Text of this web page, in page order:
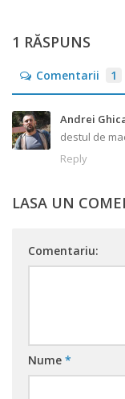
1 RĂSPUNS
Comentarii 1
Andrei
destul de
Reply
LASA UN
Comentariu:
Nume *